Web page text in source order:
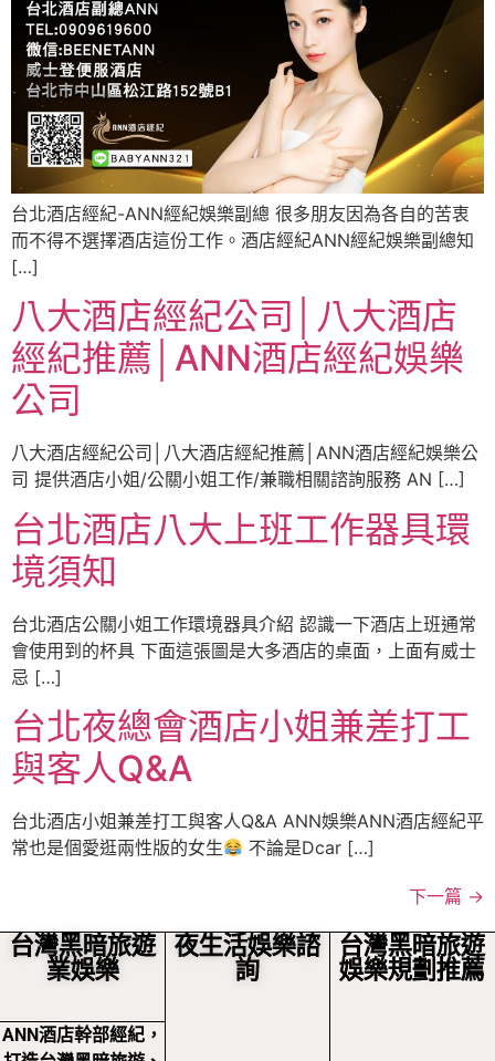
台北酒店經紀-ANN經紀娛樂副總 很多朋友因為各自的苦衷
而不得不選擇酒店這份工作。酒店經紀ANN經紀娛樂副總知
[…]
八大酒店經紀公司│八大酒店
經紀推薦│ANN酒店經紀娛樂
公司
八大酒店經紀公司│八大酒店經紀推薦│ANN酒店經紀娛樂公
司 提供酒店小姐/公關小姐工作/兼職相關諮詢服務 AN […]
台北酒店八大上班工作器具環
境須知
台北酒店公關小姐工作環境器具介紹 認識一下酒店上班通常
會使用到的杯具 下面這張圖是大多酒店的桌面，上面有威士
忌 […]
台北夜總會酒店小姐兼差打工
與客人Q&A
台北酒店小姐兼差打工與客人Q&A ANN娛樂ANN酒店經紀平
常也是個愛逛兩性版的女生
不論是Dcar […]
下一篇 →
台灣黑暗旅遊
業娛樂
ANN酒店幹部經紀，
夜生活娛樂諮
詢
台灣黑暗旅遊
娛樂規劃推薦